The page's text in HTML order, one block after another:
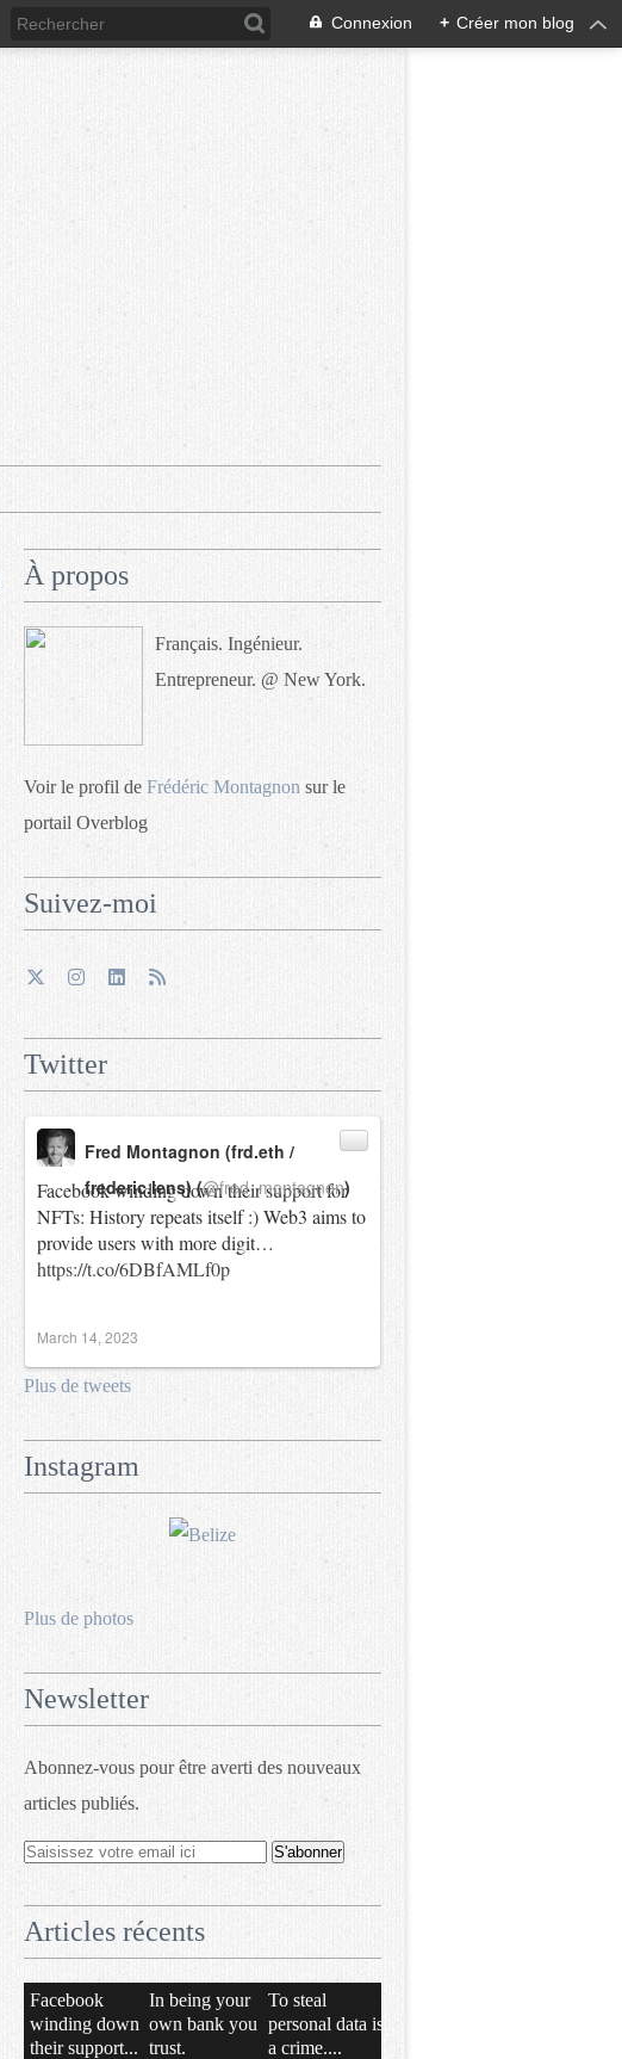
Connexion + Créer mon blog
À propos
Français. Ingénieur.
Entrepreneur. @ New York.
Voir le profil de Frédéric Montagnon sur le
portail Overblog
Suivez-moi
Twitter
Facebook winding down their support for
NFTs: History repeats itself :) Web3 aims to
provide users with more digit…
https://t.co/6DBfAMLf0p
Fred Montagnon (frd.eth /
frederic.lens) (@fred_montagnon)
March 14, 2023
Plus de tweets
Instagram
Plus de photos
Newsletter
Abonnez-vous pour être averti des nouveaux
articles publiés.
Articles récents
Facebook
winding down
their support...
In being your
own bank you
trust.
To steal
personal data is
a crime....